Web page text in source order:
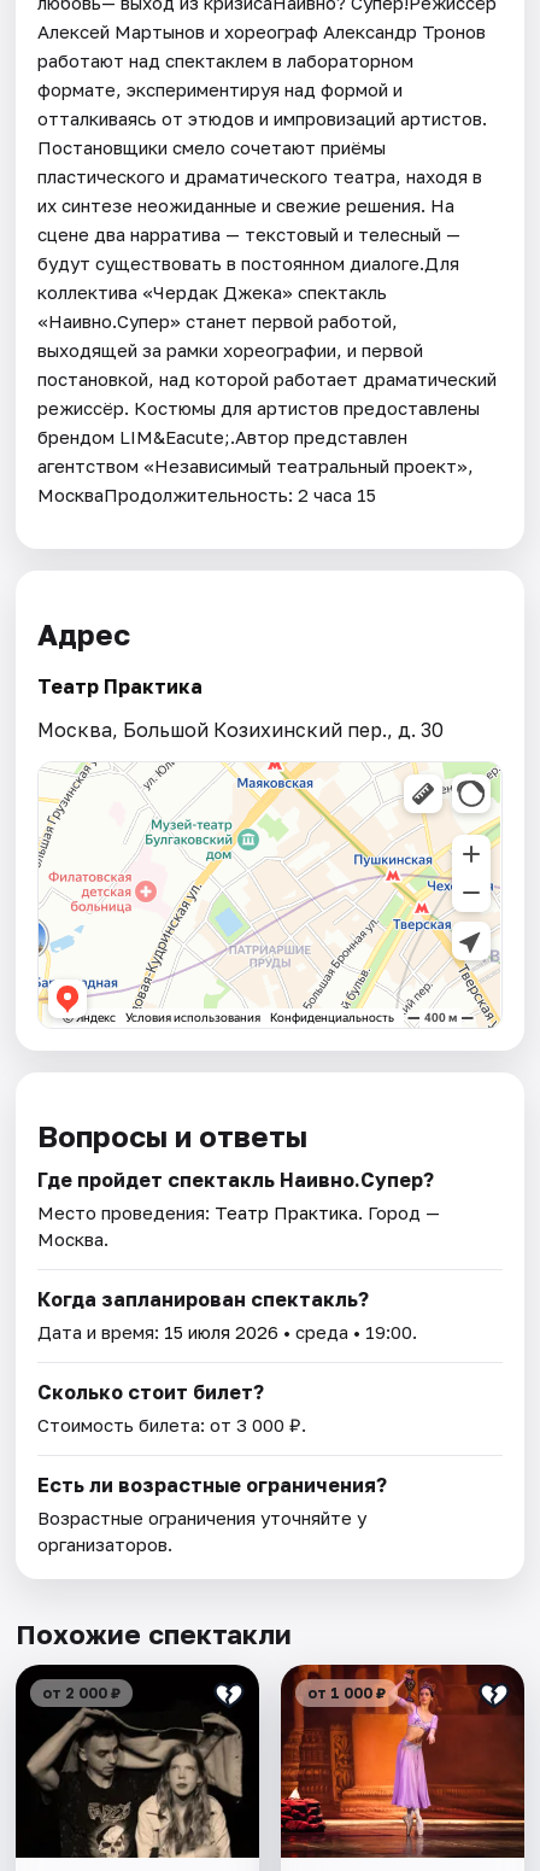
Алексей Мартынов и хореограф Александр Тронов
работают над спектаклем в лабораторном
формате, экспериментируя над формой и
отталкиваясь от этюдов и импровизаций артистов.
Постановщики смело сочетают приёмы
пластического и драматического театра, находя в
их синтезе неожиданные и свежие решения. На
сцене два нарратива — текстовый и телесный —
будут существовать в постоянном диалоге.Для
коллектива «Чердак Джека» спектакль
«Наивно.Супер» станет первой работой,
выходящей за рамки хореографии, и первой
постановкой, над которой работает драматический
режиссёр. Костюмы для артистов предоставлены
брендом LIM&Eacute;.Автор представлен
агентством «Независимый театральный проект»,
МоскваПродолжительность: 2 часа 15
Адрес
Театр Практика
Москва, Большой Козихинский пер., д. 30
Вопросы и ответы
Где пройдет спектакль Наивно.Супер?
Место проведения: Театр Практика. Город —
Москва.
Когда запланирован спектакль?
Дата и время: 15 июля 2026 • среда • 19:00.
Сколько стоит билет?
Стоимость билета: от 3 000 ₽.
Есть ли возрастные ограничения?
Возрастные ограничения уточняйте у
организаторов.
Похожие спектакли
от 2 000 ₽ от 1 000 ₽